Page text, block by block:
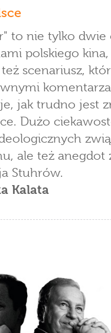
to nie tylko dwie
polskiego
scenariusz,
jak trudno jest
Dużo
ale też anegdot
Stuhrów.
Kalata